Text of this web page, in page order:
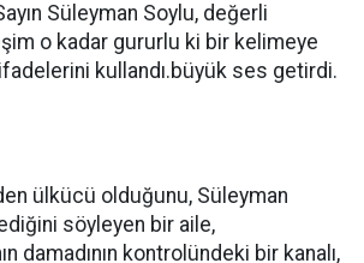
Süleyman Soylu, değerli
o kadar gururlu ki bir kelimeye
kullandı.büyük ses getirdi.
ülkücü olduğunu, Süleyman
söyleyen bir aile,
damadının kontrolündeki bir kanalı,